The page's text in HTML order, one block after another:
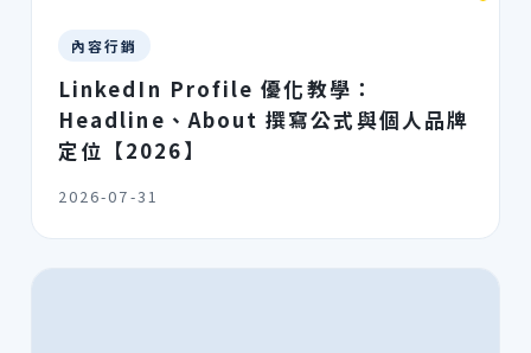
內容行銷
LinkedIn Profile 優化教學：
Headline、About 撰寫公式與個人品牌
定位【2026】
2026-07-31